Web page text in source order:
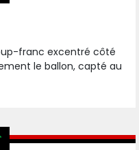
franc excentré côté
le ballon, capté au